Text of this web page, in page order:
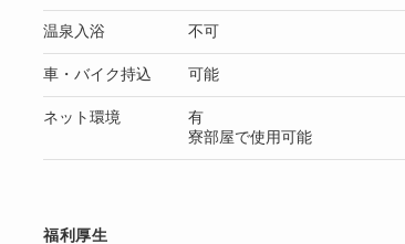
温泉入浴 不可
車・バイク持込 可能
ネット環境
有
寮部屋で使用可能
福利厚生